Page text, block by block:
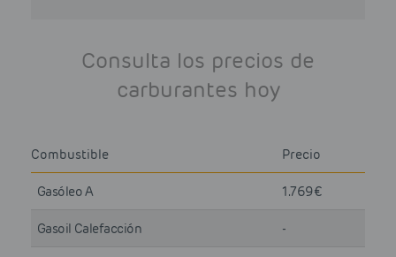
Consulta los precios de
carburantes hoy
Combustible Precio
Gasóleo A 1.769€
Gasoil Calefacción -